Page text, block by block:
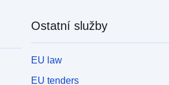
Ostatní služby
EU law
EU tenders